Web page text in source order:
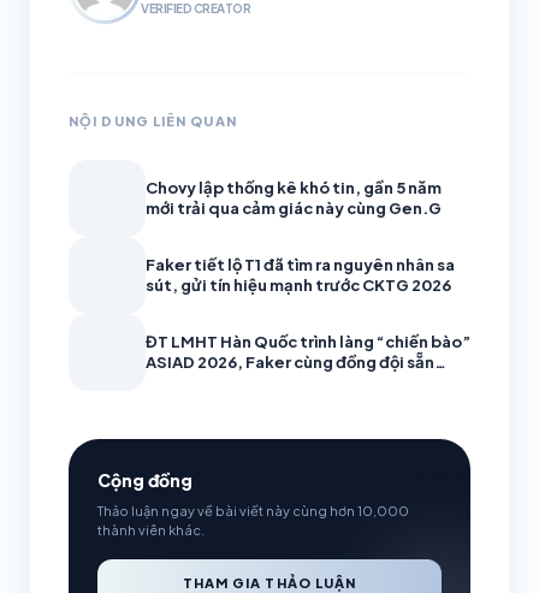
VERIFIED CREATOR
NỘI DUNG LIÊN QUAN
Chovy lập thống kê khó tin, gần 5 năm
mới trải qua cảm giác này cùng Gen.G
Faker tiết lộ T1 đã tìm ra nguyên nhân sa
sút, gửi tín hiệu mạnh trước CKTG 2026
ĐT LMHT Hàn Quốc trình làng “chiến bào”
ASIAD 2026, Faker cùng đồng đội sẵn
Cộng đồng
Thảo luận ngay về bài viết này cùng hơn 10,000
thành viên khác.
THAM GIA THẢO LUẬN